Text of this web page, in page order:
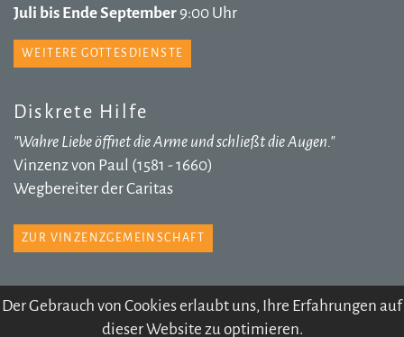
Der Gebrauch von Cookies erlaubt uns, Ihre Erfahrungen auf
dieser Website zu optimieren.
Juli bis Ende September 9:00 Uhr
WEITERE GOTTESDIENSTE
Diskrete Hilfe
"Wahre Liebe öffnet die Arme und schließt die Augen."
Vinzenz von Paul (1581 - 1660)
Wegbereiter der Caritas
ZUR VINZENZGEMEINSCHAFT
© 2026 Pfarre Völs